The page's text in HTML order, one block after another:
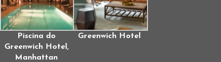
Piscina do
Greenwich Hotel,
Manhattan
Greenwich Hotel